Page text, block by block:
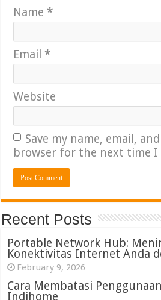
Name*
Email*
Website
Save my name, email,
browser for the next time I
Recent Posts
Portable Network Hub:
Konektivitas Internet Anda
February 9, 2026
Cara Membatasi
Indihome